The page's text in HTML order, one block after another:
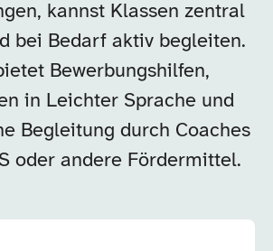
kannst Klassen zentral
bei Bedarf aktiv begleiten.
Bewerbungshilfen,
in Leichter Sprache und
Begleitung durch Coaches
oder andere Fördermittel.